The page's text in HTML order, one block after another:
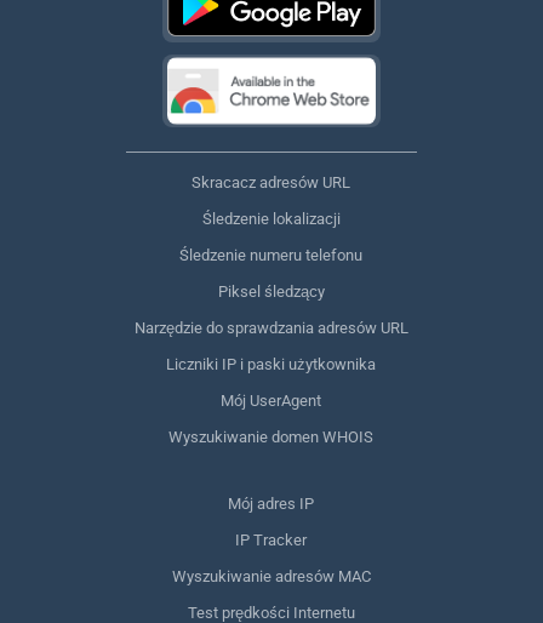
Skracacz adresów URL
Śledzenie lokalizacji
Śledzenie numeru telefonu
Piksel śledzący
Narzędzie do sprawdzania adresów URL
Liczniki IP i paski użytkownika
Mój UserAgent
Wyszukiwanie domen WHOIS
Mój adres IP
IP Tracker
Wyszukiwanie adresów MAC
Test prędkości Internetu